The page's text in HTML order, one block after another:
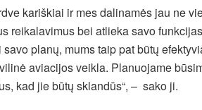
kariškiai ir mes dalinamės jau ne
reikalavimus bei atlieka savo
planų, mums taip pat būtų
aviacijos veikla. Planuojame
kad jie būtų sklandūs“, – sako ji.